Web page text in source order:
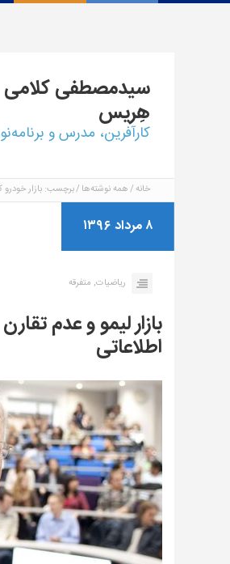
سیدمصطفیکلامی
هِریس
کارآفرین، مدرس و
خانه همه نوشته‌ها برچسب: بازار خودرو
۸ مرداد ۱۳۹۶
ریاضیات, متفرقه
بازار لیمو و عدم تقارن
اطلاعاتی